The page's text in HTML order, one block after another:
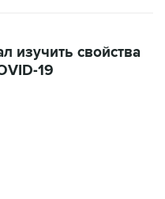
изучить свойства
19